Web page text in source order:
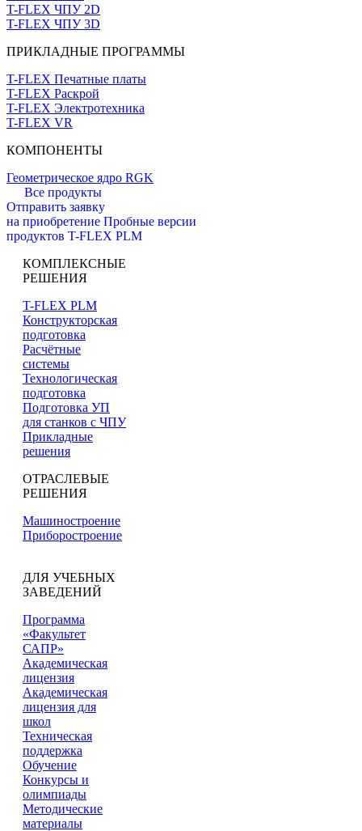
T-FLEX ЧПУ 2D
T-FLEX ЧПУ 3D
ПРИКЛАДНЫЕ ПРОГРАММЫ
T-FLEX Печатные платы
T-FLEX Раскрой
T-FLEX Электротехника
T-FLEX VR
КОМПОНЕНТЫ
Геометрическое ядро RGK
Все продукты
Отправить заявку
на приобретение Пробные версии
продуктов T-FLEX PLM
КОМПЛЕКСНЫЕ
РЕШЕНИЯ
T-FLEX PLM
Конструкторская
подготовка
Расчётные
системы
Технологическая
подготовка
Подготовка УП
для станков с ЧПУ
Прикладные
решения
ОТРАСЛЕВЫЕ
РЕШЕНИЯ
Машиностроение
Приборостроение
ДЛЯ УЧЕБНЫХ
ЗАВЕДЕНИЙ
Программа
«Факультет
САПР»
Академическая
лицензия
Академическая
лицензия для
школ
Техническая
поддержка
Обучение
Конкурсы и
олимпиады
Методические
материалы